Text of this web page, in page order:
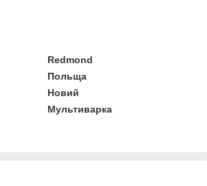
Redmond
Польща
Новий
Мультиварка